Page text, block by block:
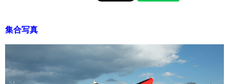
集合写真